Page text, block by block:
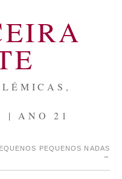
| ANO 21
PEQUENOS NADAS
→